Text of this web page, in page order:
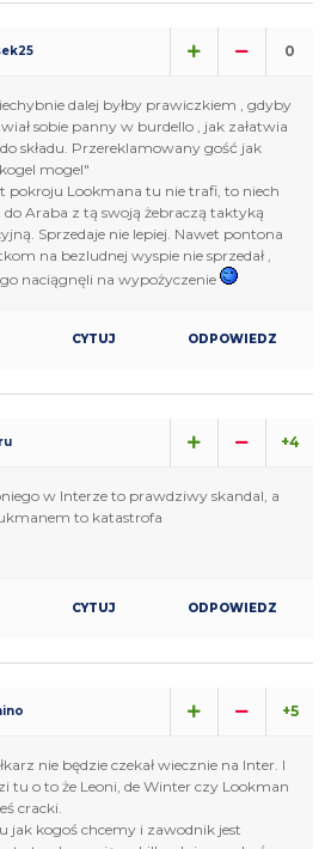
0
dalej byłby prawiczkiem , gdyby
sobie panny w burdello , jak załatwia
składu. Przereklamowany gość jak
mogel"
pokroju Lookmana tu nie trafi, to niech
do Araba z tą swoją żebraczą taktyką
Sprzedaje nie lepiej. Nawet pontona
na bezludnej wyspie nie sprzedał ,
naciągnęli na wypożyczenie
CYTUJ ODPOWIEDZ
+4
w Interze to prawdziwy skandal, a
to katastrofa
CYTUJ ODPOWIEDZ
+5
nie będzie czekał wiecznie na Inter. I
tu o to że Leoni, de Winter czy Lookman
cracki.
jak kogoś chcemy i zawodnik jest